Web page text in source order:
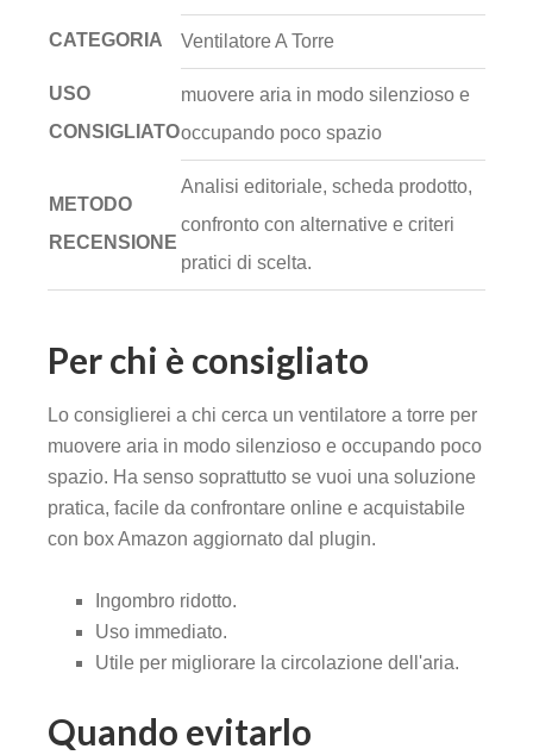
CATEGORIA Ventilatore A Torre
USO
CONSIGLIATO
muovere aria in modo silenzioso e
occupando poco spazio
METODO
RECENSIONE
Analisi editoriale, scheda prodotto,
confronto con alternative e criteri
pratici di scelta.
Per chi è consigliato
Lo consiglierei a chi cerca un ventilatore a torre per
muovere aria in modo silenzioso e occupando poco
spazio. Ha senso soprattutto se vuoi una soluzione
pratica, facile da confrontare online e acquistabile
con box Amazon aggiornato dal plugin.
Ingombro ridotto.
Uso immediato.
Utile per migliorare la circolazione dell'aria.
Quando evitarlo